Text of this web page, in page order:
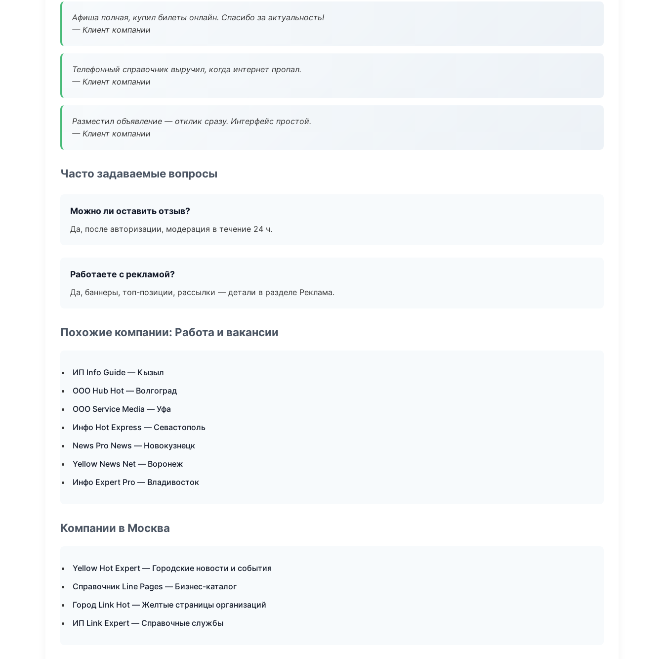
Афиша полная, купил билеты онлайн. Спасибо за актуальность!
— Клиент компании
Телефонный справочник выручил, когда интернет пропал.
— Клиент компании
Разместил объявление — отклик сразу. Интерфейс простой.
— Клиент компании
Часто задаваемые вопросы
Можно ли оставить отзыв?
Да, после авторизации, модерация в течение 24 ч.
Работаете с рекламой?
Да, баннеры, топ-позиции, рассылки — детали в разделе Реклама.
Похожие компании: Работа и вакансии
ИП Info Guide — Кызыл
ООО Hub Hot — Волгоград
ООО Service Media — Уфа
Инфо Hot Express — Севастополь
News Pro News — Новокузнецк
Yellow News Net — Воронеж
Инфо Expert Pro — Владивосток
Компании в Москва
Yellow Hot Expert — Городские новости и события
Справочник Line Pages — Бизнес-каталог
Город Link Hot — Желтые страницы организаций
ИП Link Expert — Справочные службы